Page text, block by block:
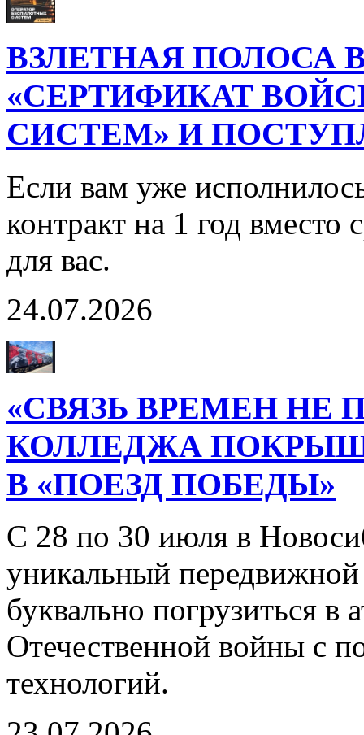
ВЗЛЕТНАЯ ПОЛОСА
«СЕРТИФИКАТ
СИСТЕМ» И
Если вам уже
контракт на 1 год
для вас.
24.07.2026
«СВЯЗЬ ВРЕМЕН НЕ
КОЛЛЕДЖА
В «ПОЕЗД ПОБЕДЫ»
С 28 по 30 июля в
уникальный
буквально погрузиться
Отечественной войны с
технологий.